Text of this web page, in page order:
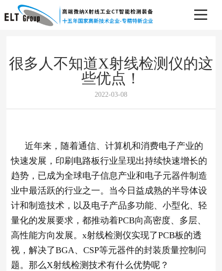
很多人不知道X射线检测仪的这
些优点！
2022-03-08
近年来，随着通信、计算机和消费电子产业的
快速发展，印刷电路板行业呈现出持续快速增长的
趋势，已成为全球电子信息产业和电子元器件制造
业中最活跃的行业之一。当今日益成熟的半导体设
计和制造技术，以及电子产品多功能、小型化、轻
量化的发展要求，都推动着PCB向高密度、多层、
高性能方向发展。x射线检测仪实现了PCB板的透
视，解决了BGA、CSP等元器件的封装质量控制问
题。那么X射线检测技术有什么优势呢？